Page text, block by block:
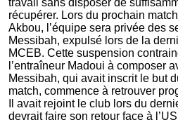
récupérer. Lors du prochain
Akbou, l’équipe sera privée des
Messibah, expulsé lors de la
MCEB. Cette suspension
l’entraîneur Madoui à composer
Messibah, qui avait inscrit le but
match, commence à retrouver
Il avait rejoint le club lors du
devrait faire son retour face à